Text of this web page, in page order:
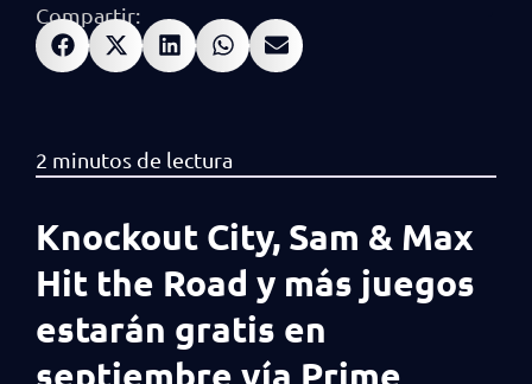
Compartir:
Knockout City, Sam & Max
Hit the Road y más juegos
estarán gratis en
septiembre vía Prime